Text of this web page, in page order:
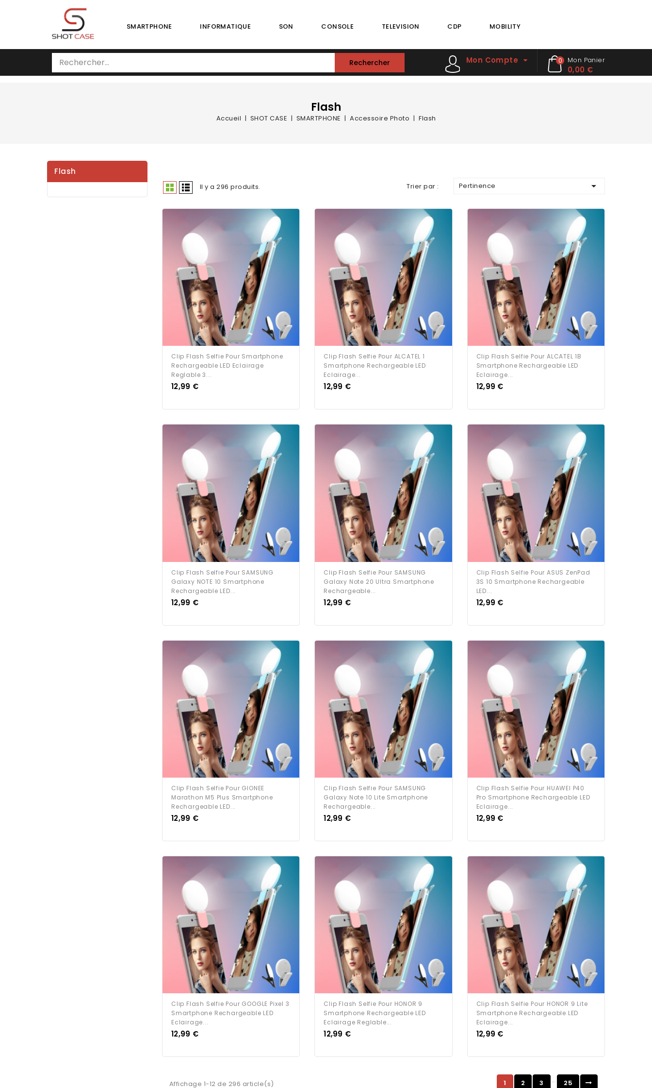
SMARTPHONE INFORMATIQUE SON CONSOLE TELEVISION CDP MOBILITY
Mon Panier
0,00 €
0
Mon Compte
Rechercher
Flash
Accueil SHOT CASE SMARTPHONE Accessoire Photo Flash
Flash
Il y a 296 produits. Trier par : Pertinence 
Clip Flash Selfie Pour Smartphone
Rechargeable LED Eclairage
Reglable 3...
Prix
12,99 €
Clip Flash Selfie Pour ALCATEL 1
Smartphone Rechargeable LED
Eclairage...
Prix
12,99 €
Clip Flash Selfie Pour ALCATEL 1B
Smartphone Rechargeable LED
Eclairage...
Prix
12,99 €
Clip Flash Selfie Pour SAMSUNG
Galaxy NOTE 10 Smartphone
Rechargeable LED...
Prix
12,99 €
Clip Flash Selfie Pour SAMSUNG
Galaxy Note 20 Ultra Smartphone
Rechargeable...
Prix
12,99 €
Clip Flash Selfie Pour ASUS ZenPad
3S 10 Smartphone Rechargeable
LED...
Prix
12,99 €
Clip Flash Selfie Pour GIONEE
Marathon M5 Plus Smartphone
Rechargeable LED...
Prix
12,99 €
Clip Flash Selfie Pour SAMSUNG
Galaxy Note 10 Lite Smartphone
Rechargeable...
Prix
12,99 €
Clip Flash Selfie Pour HUAWEI P40
Pro Smartphone Rechargeable LED
Eclairage...
Prix
12,99 €
Clip Flash Selfie Pour GOOGLE Pixel 3
Smartphone Rechargeable LED
Eclairage...
Prix
12,99 €
Clip Flash Selfie Pour HONOR 9
Smartphone Rechargeable LED
Eclairage Reglable...
Prix
12,99 €
Clip Flash Selfie Pour HONOR 9 Lite
Smartphone Rechargeable LED
Eclairage...
Prix
12,99 €
Affichage 1-12 de 296 article(s) 1 2 3 … 25